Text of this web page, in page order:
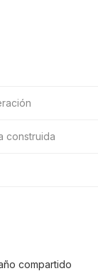
construida
compartido